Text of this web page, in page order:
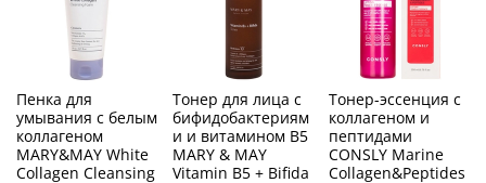
Пенка для
умывания с белым
коллагеном
MARY&MAY White
Collagen Cleansing
Тонер для лица с
бифидобактериям
и и витамином В5
MARY & MAY
Vitamin B5 + Bifida
Тонер-эссенция с
коллагеном и
пептидами
CONSLY Marine
Collagen&Peptides